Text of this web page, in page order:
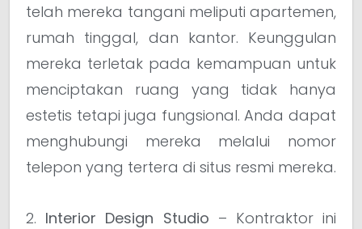
telah mereka tangani meliputi apartemen,
rumah tinggal, dan kantor. Keunggulan
mereka terletak pada kemampuan untuk
menciptakan ruang yang tidak hanya
estetis tetapi juga fungsional. Anda dapat
menghubungi mereka melalui nomor
telepon yang tertera di situs resmi mereka.
2. Interior Design Studio – Kontraktor ini